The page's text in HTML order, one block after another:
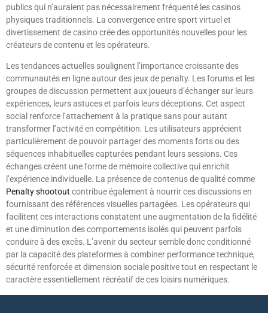
publics qui n’auraient pas nécessairement fréquenté les casinos
physiques traditionnels. La convergence entre sport virtuel et
divertissement de casino crée des opportunités nouvelles pour les
créateurs de contenu et les opérateurs.
Les tendances actuelles soulignent l’importance croissante des
communautés en ligne autour des jeux de penalty. Les forums et les
groupes de discussion permettent aux joueurs d’échanger sur leurs
expériences, leurs astuces et parfois leurs déceptions. Cet aspect
social renforce l’attachement à la pratique sans pour autant
transformer l’activité en compétition. Les utilisateurs apprécient
particulièrement de pouvoir partager des moments forts ou des
séquences inhabituelles capturées pendant leurs sessions. Ces
échanges créent une forme de mémoire collective qui enrichit
l’expérience individuelle. La présence de contenus de qualité comme
Penalty shootout contribue également à nourrir ces discussions en
fournissant des références visuelles partagées. Les opérateurs qui
facilitent ces interactions constatent une augmentation de la fidélité
et une diminution des comportements isolés qui peuvent parfois
conduire à des excès. L’avenir du secteur semble donc conditionné
par la capacité des plateformes à combiner performance technique,
sécurité renforcée et dimension sociale positive tout en respectant le
caractère essentiellement récréatif de ces loisirs numériques.